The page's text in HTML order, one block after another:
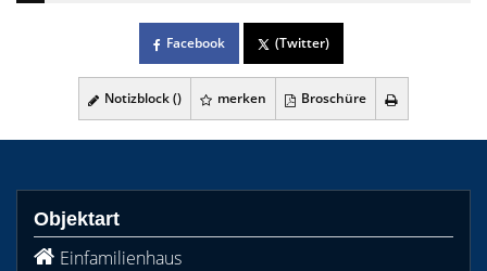
Facebook (Twitter)
Notizblock () merken Broschüre
Objektart
Einfamilienhaus